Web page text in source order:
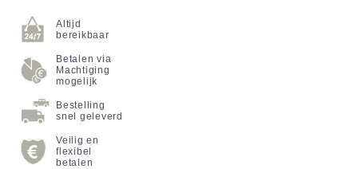
Altijd
bereikbaar
Betalen via
Machtiging
mogelijk
Bestelling
snel geleverd
Veilig en
flexibel
betalen